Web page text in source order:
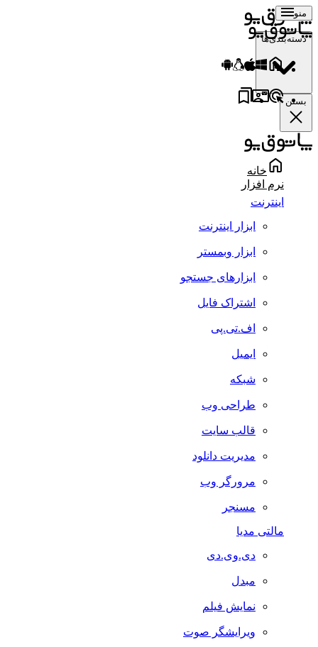
منو
دسته‌بندی‌ها
بستن
خانه
نرم افزار
اینترنت
ابزار اینترنت
ابزار وبمستر
ابزارهای جستجو
اشتراک فایل
اف.تی.پی
ایمیل
شبکه
طراحی وب
قالب سایت
مدیریت دانلود
مرورگر وب
مسنجر
مالتی مدیا
دی.وی.دی
مبدل
نمایش فیلم
ویرایشگر صوت